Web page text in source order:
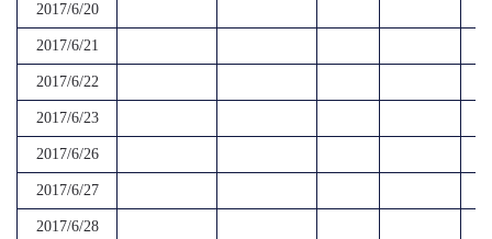
2017/6/20
2017/6/21
2017/6/22
2017/6/23
2017/6/26
2017/6/27
2017/6/28